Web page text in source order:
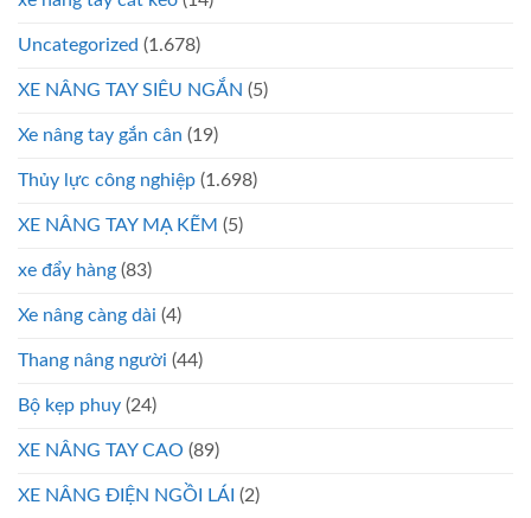
Uncategorized (1.678)
XE NÂNG TAY SIÊU NGẮN (5)
Xe nâng tay gắn cân (19)
Thủy lực công nghiệp (1.698)
XE NÂNG TAY MẠ KẼM (5)
xe đẩy hàng (83)
Xe nâng càng dài (4)
Thang nâng người (44)
Bộ kẹp phuy (24)
XE NÂNG TAY CAO (89)
XE NÂNG ĐIỆN NGỒI LÁI (2)